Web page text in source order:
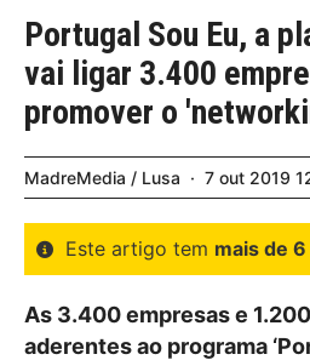
Portugal Sou Eu, a
vai ligar 3.400
promover o
MadreMedia / Lusa 7 out 2019
Este artigo tem mais de
As 3.400 empresas e
aderentes ao programa